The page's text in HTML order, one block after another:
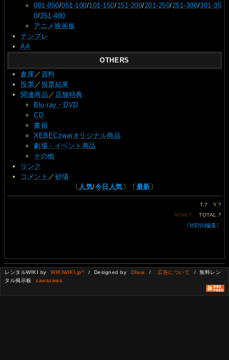
001-050/051-100/101-150/151-200/201-250/251-300/301-35
0/351-400
アニメ映画板
テンプレ
AA
OTHERS
倉庫／ 資料
投票／ 投票結果
関連商品 ／ 店舗特典
Blu-ray・DVD
CD
書籍
XEBECzweiオリジナル商品
劇場・イベント商品
その他
リンク
コメント ／ 砂場
〔 人気/今日人気 〕〔 最新 〕
T.? Y.?
NOW.? TOTAL.?
〔MENU編集〕
レンタルWIKI by WIKIWIKI.jp* / Designed by Olivia / 広告について
/ 無料レン
タル掲示板
zawazawa